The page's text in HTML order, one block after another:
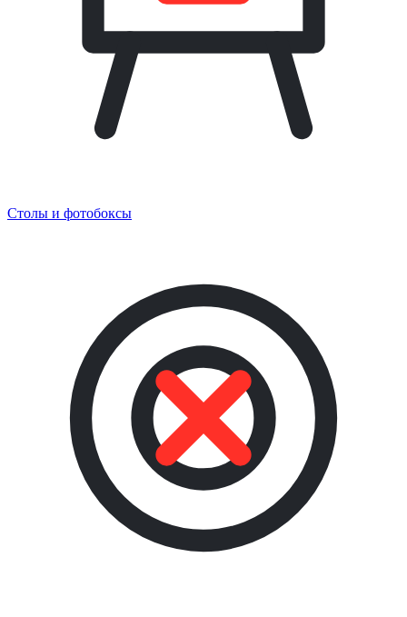
Столы и фотобоксы